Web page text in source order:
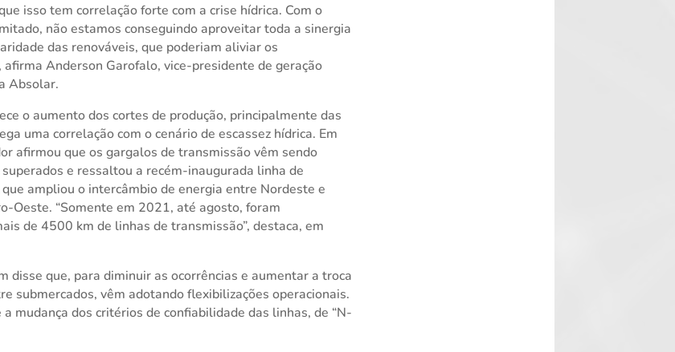
isso tem correlação forte com a crise hídrica. Com o
não estamos conseguindo aproveitar toda a sinergia
das renováveis, que poderiam aliviar os
afirma Anderson Garofalo, vice-presidente de geração
Absolar.
o aumento dos cortes de produção, principalmente das
uma correlação com o cenário de escassez hídrica. Em
afirmou que os gargalos de transmissão vêm sendo
e ressaltou a recém-inaugurada linha de
que ampliou o intercâmbio de energia entre Nordeste e
Oeste. “Somente em 2021, até agosto, foram
de 4500 km de linhas de transmissão”, destaca, em
disse que, para diminuir as ocorrências e aumentar a troca
submercados, vêm adotando flexibilizações operacionais.
mudança dos critérios de confiabilidade das linhas, de “N-